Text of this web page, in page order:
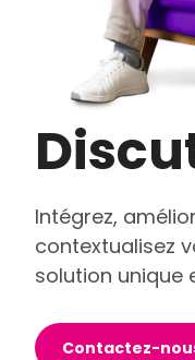
Intégrez,
contextualisez
solution unique
Contactez-